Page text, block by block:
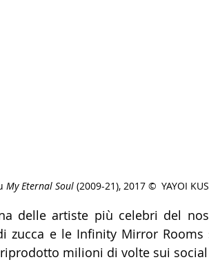
My Eternal Soul (2009-21), 2017 © YAYOI
delle artiste più celebri del
zucca e le Infinity Mirror Rooms
milioni di volte sui